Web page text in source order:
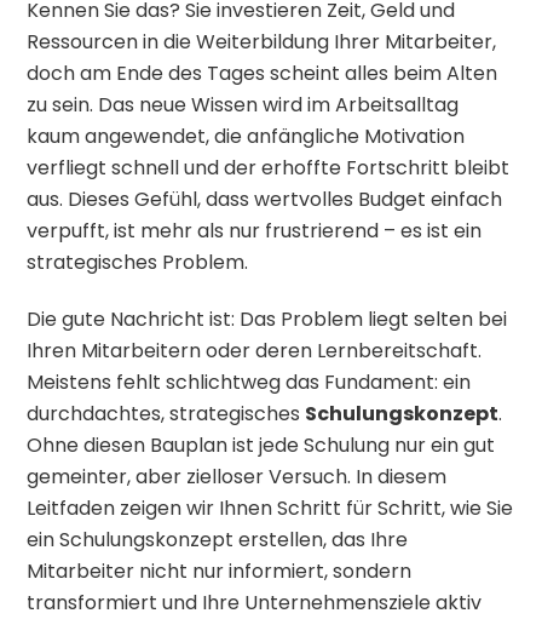
Kennen Sie das? Sie investieren Zeit, Geld und
Ressourcen in die Weiterbildung Ihrer Mitarbeiter,
doch am Ende des Tages scheint alles beim Alten
zu sein. Das neue Wissen wird im Arbeitsalltag
kaum angewendet, die anfängliche Motivation
verfliegt schnell und der erhoffte Fortschritt bleibt
aus. Dieses Gefühl, dass wertvolles Budget einfach
verpufft, ist mehr als nur frustrierend – es ist ein
strategisches Problem.
Die gute Nachricht ist: Das Problem liegt selten bei
Ihren Mitarbeitern oder deren Lernbereitschaft.
Meistens fehlt schlichtweg das Fundament: ein
durchdachtes, strategisches Schulungskonzept.
Ohne diesen Bauplan ist jede Schulung nur ein gut
gemeinter, aber zielloser Versuch. In diesem
Leitfaden zeigen wir Ihnen Schritt für Schritt, wie Sie
ein Schulungskonzept erstellen, das Ihre
Mitarbeiter nicht nur informiert, sondern
transformiert und Ihre Unternehmensziele aktiv